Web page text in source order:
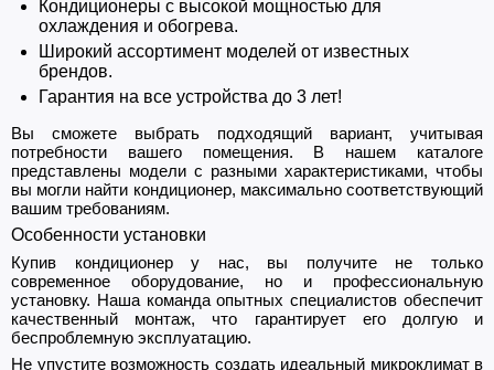
Кондиционеры с высокой мощностью для
охлаждения и обогрева.
Широкий ассортимент моделей от известных
брендов.
Гарантия на все устройства до 3 лет!
Вы сможете выбрать подходящий вариант, учитывая
потребности вашего помещения. В нашем каталоге
представлены модели с разными характеристиками, чтобы
вы могли найти кондиционер, максимально соответствующий
вашим требованиям.
Особенности установки
Купив кондиционер у нас, вы получите не только
современное оборудование, но и профессиональную
установку. Наша команда опытных специалистов обеспечит
качественный монтаж, что гарантирует его долгую и
беспроблемную эксплуатацию.
Не упустите возможность создать идеальный микроклимат в